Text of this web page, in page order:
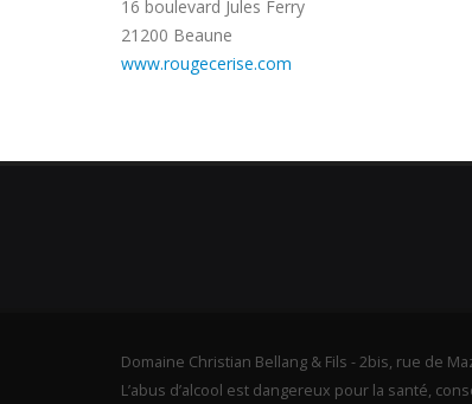
16 boulevard Jules Ferry
21200 Beaune
www.rougecerise.com
Domaine Christian Bellang & Fils - 2bis, rue de
L’abus d’alcool est dangereux pour la santé,